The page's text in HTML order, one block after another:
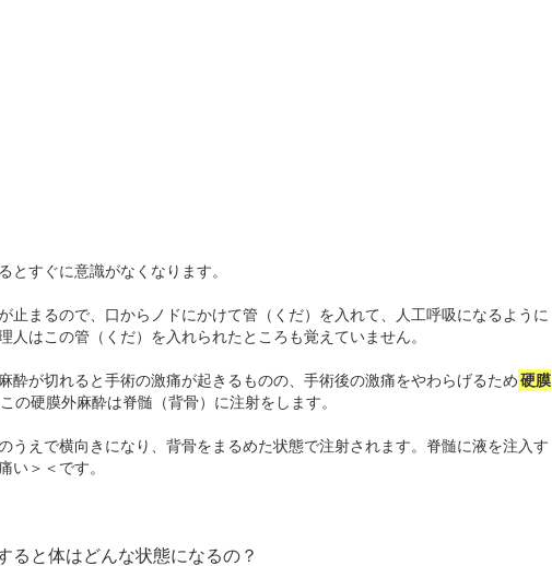
とすぐに意識がなくなります。
止まるので、口からノドにかけて管（くだ）を入れて、人工呼吸になるように
人はこの管（くだ）を入れられたところも覚えていません。
酔が切れると手術の激痛が起きるものの、手術後の激痛をやわらげるため硬膜
の硬膜外麻酔は脊髄（背骨）に注射をします。
うえで横向きになり、背骨をまるめた状態で注射されます。脊髄に液を注入す
い＞＜です。
ると体はどんな状態になるの？